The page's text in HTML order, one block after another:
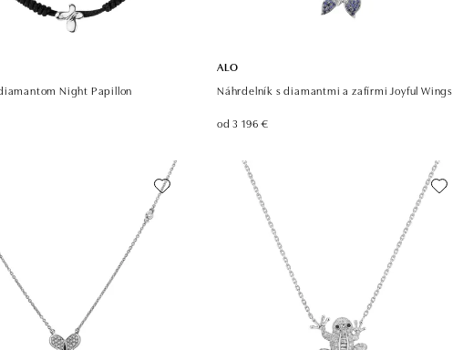
Night Papillon
ALO
Náhrdelník s diamantmi a zafírmi Joyful Wings
od 3 196 €